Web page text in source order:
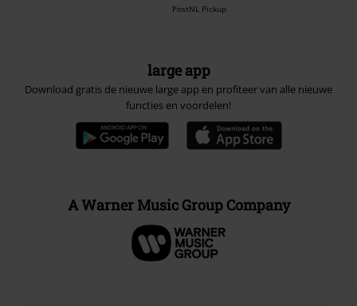
PostNL Pickup
large app
Download gratis de nieuwe large app en profiteer van alle nieuwe
functies en voordelen!
A Warner Music Group Company